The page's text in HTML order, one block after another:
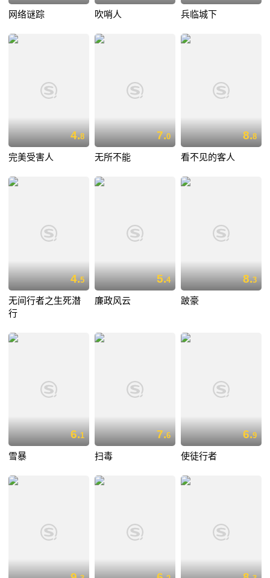
网络谜踪 吹哨人 兵临城下
4.8
完美受害人
7.0
无所不能
8.8
看不见的客人
4.5
无间行者之生死潜
行
5.4
廉政风云
8.3
跛豪
6.1
雪暴
7.6
扫毒
6.9
使徒行者